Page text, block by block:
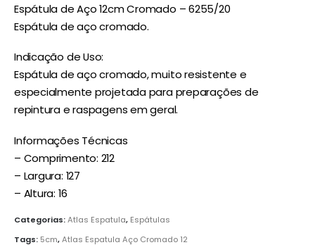
Espátula de Aço 12cm Cromado – 6255/20
Espátula de aço cromado.
Indicação de Uso:
Espátula de aço cromado, muito resistente e
especialmente projetada para preparações de
repintura e raspagens em geral.
Informações Técnicas
– Comprimento: 212
– Largura: 127
– Altura: 16
Categorias:Atlas Espatula, Espátulas
Tags: 5cm,Atlas Espatula Aço Cromado 12